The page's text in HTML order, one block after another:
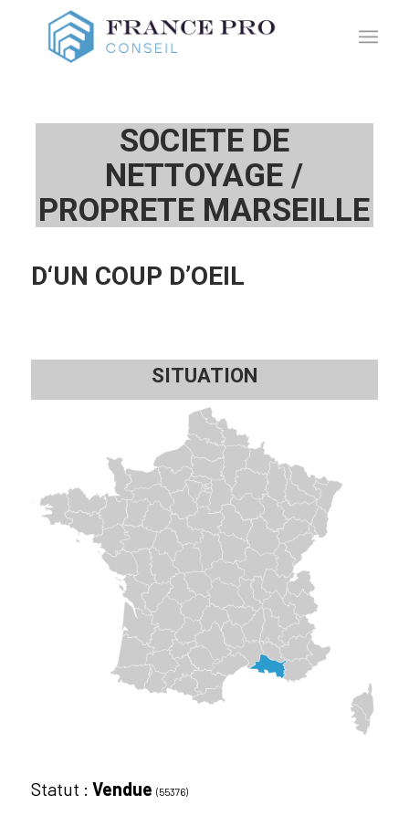
SOCIETE DE
NETTOYAGE /
PROPRETE MARSEILLE
D‘UN COUP D’OEIL
SITUATION
Statut : Vendue (55376)